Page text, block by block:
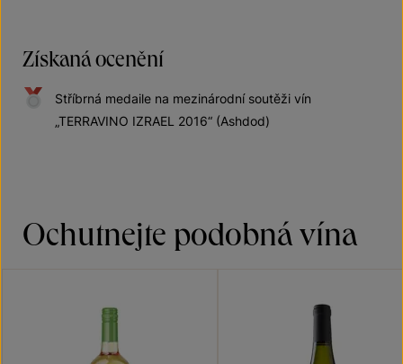
Získaná ocenění
Stříbrná medaile na mezinárodní soutěži vín
„TERRAVINO IZRAEL 2016“ (Ashdod)
Ochutnejte podobná vína